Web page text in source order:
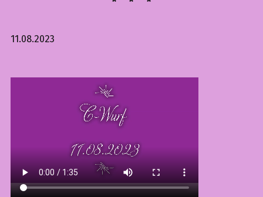
11.08.2023